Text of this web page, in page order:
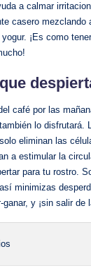
a calmar
casero mezclando
¡Es como
café por las
lo disfrutará.
eliminan las
a estimular la
para tu rostro.
minimizas
y ¡sin salir de